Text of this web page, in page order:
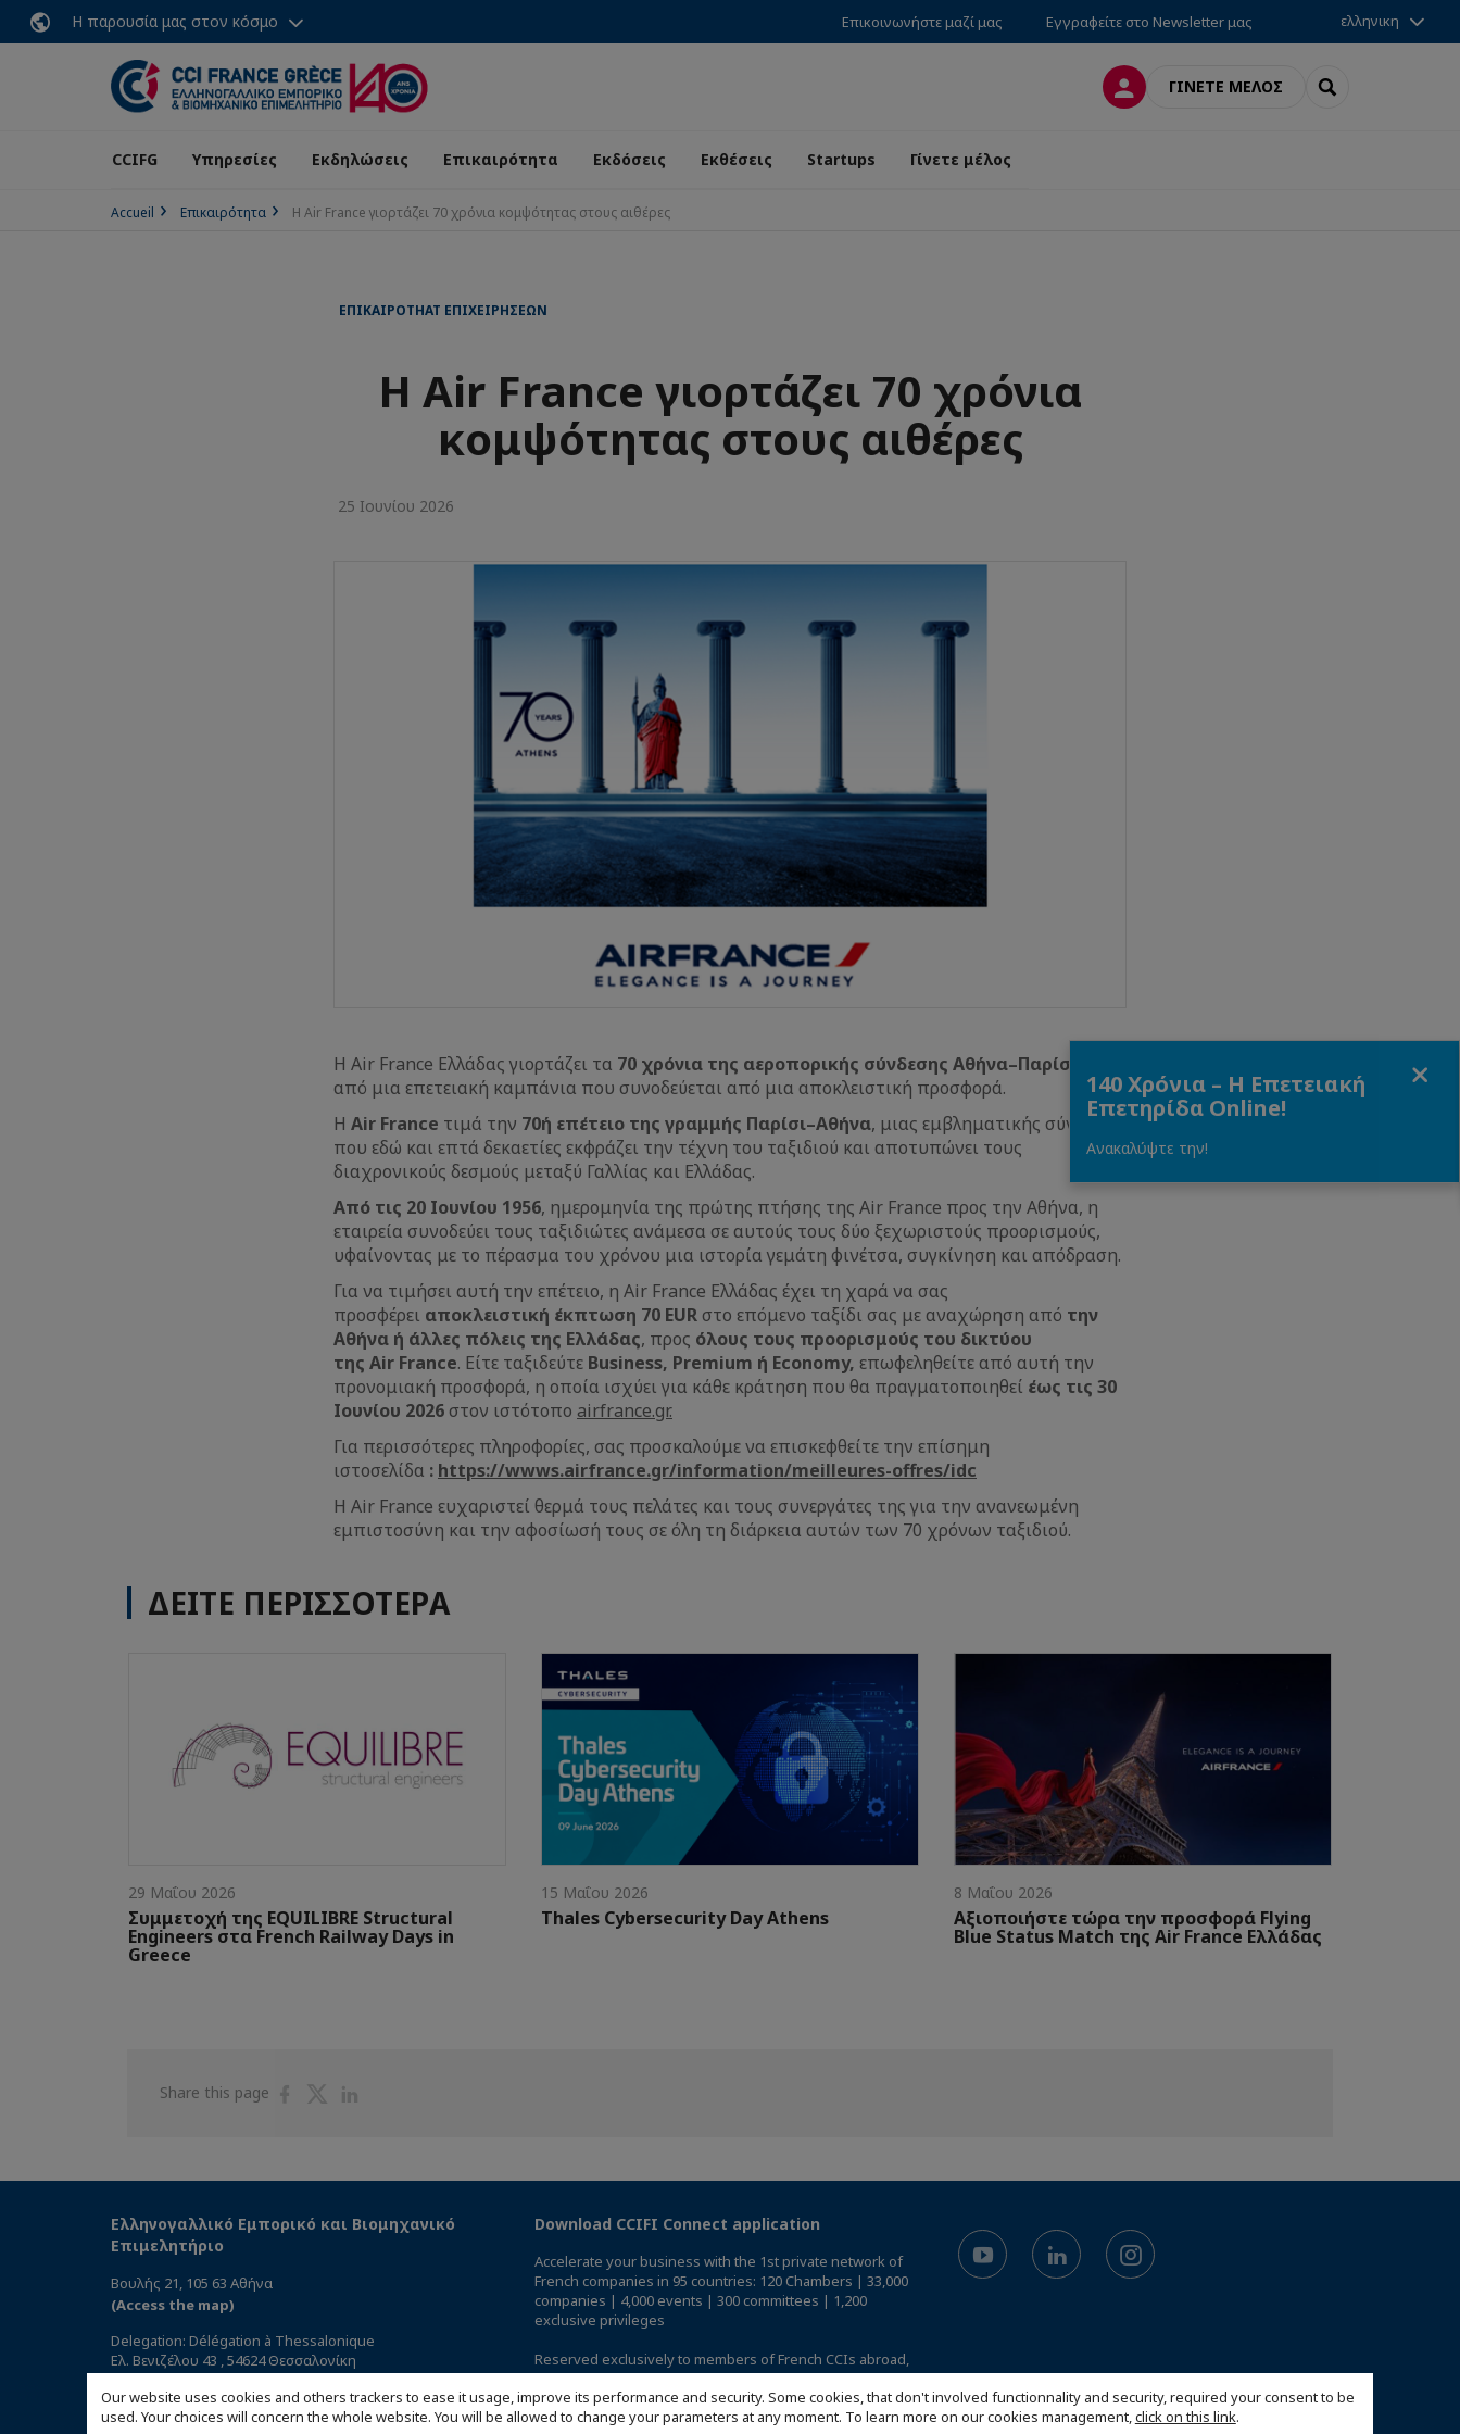
Our website uses cookies and others trackers to ease it usage, improve its performance and security. Some cookies, that don't involved functionnality and security, required your consent to be
used. Your choices will concern the whole website. You will be allowed to change your parameters at any moment. To learn more on our cookies management,click on this link.
Η παρουσία μας στον κόσμο Επικοινωνήστε μαζί μας Εγγραφείτε στο Newsletter μας ελληνικη
ΣΎΝΔΕΣΗΓΊΝΕΤΕ ΜΈΛΟΣ SEARCH
CCIFG Υπηρεσίες Εκδηλώσεις Επικαιρότητα Εκδόσεις Εκθέσεις Startups Γίνετε μέλος
Accueil Επικαιρότητα Η Air France γιορτάζει 70 χρόνια κομψότητας στους αιθέρες
ΕΠΙΚΑΙΡΌΤΗΑΤ ΕΠΙΧΕΙΡΉΣΕΩΝ
Η Air France γιορτάζει 70 χρόνια
κομψότητας στους αιθέρες
25 Ιουνίου 2026
H Air France Ελλάδας γιορτάζει τα 70 χρόνια της αεροπορικής σύνδεσης Αθήνα–Παρίσι
από μια επετειακή καμπάνια που συνοδεύεται από μια αποκλειστική προσφορά.
Η Air France τιμά την 70ή επέτειο της γραμμής Παρίσι–Αθήνα, μιας εμβληματικής σύνδεσης
που εδώ και επτά δεκαετίες εκφράζει την τέχνη του ταξιδιού και αποτυπώνει τους
διαχρονικούς δεσμούς μεταξύ Γαλλίας και Ελλάδας.
Από τις 20 Ιουνίου 1956, ημερομηνία της πρώτης πτήσης της Air France προς την Αθήνα, η
εταιρεία συνοδεύει τους ταξιδιώτες ανάμεσα σε αυτούς τους δύο ξεχωριστούς προορισμούς,
υφαίνοντας με το πέρασμα του χρόνου μια ιστορία γεμάτη φινέτσα, συγκίνηση και απόδραση.
Για να τιμήσει αυτή την επέτειο, η Air France Ελλάδας έχει τη χαρά να σας
προσφέρει αποκλειστική έκπτωση 70 EUR στο επόμενο ταξίδι σας με αναχώρηση από την
Αθήνα ή άλλες πόλεις της Ελλάδας, προς όλους τους προορισμούς του δικτύου
της Air France. Είτε ταξιδεύτε Business, Premium ή Economy, επωφεληθείτε από αυτή την
προνομιακή προσφορά, η οποία ισχύει για κάθε κράτηση που θα πραγματοποιηθεί έως τις 30
Ιουνίου 2026 στον ιστότοπο airfrance.gr.
Για περισσότερες πληροφορίες, σας προσκαλούμε να επισκεφθείτε την επίσημη
ιστοσελίδα : https://wwws.airfrance.gr/information/meilleures-offres/idc
Η Air France ευχαριστεί θερμά τους πελάτες και τους συνεργάτες της για την ανανεωμένη
εμπιστοσύνη και την αφοσίωσή τους σε όλη τη διάρκεια αυτών των 70 χρόνων ταξιδιού.
ΔΕΙΤΕ ΠΕΡΙΣΣΟΤΕΡΑ
29 Μαΐου 2026
Συμμετοχή της EQUILIBRE Structural
Engineers στα French Railway Days in
Greece
15 Μαΐου 2026
Thales Cybersecurity Day Athens
8 Μαΐου 2026
Αξιοποιήστε τώρα την προσφορά Flying
Blue Status Match της Air France Ελλάδας
Share this page
ShareShare
Ελληνογαλλικό Εμπορικό και Βιομηχανικό
Επιμελητήριο
Βουλής 21, 105 63 Αθήνα
(Access the map)
Delegation: Délégation à Thessalonique
Ελ. Βενιζέλου 43 , 54624 Θεσσαλονίκη
Download CCIFI Connect application
Accelerate your business with the 1st private network of
French companies in 95 countries: 120 Chambers | 33,000
companies | 4,000 events | 300 committees | 1,200
exclusive privileges
Reserved exclusively to members of French CCIs abroad,
discover the CCIFI Connect app.
140 Χρόνια – Η Επετειακή
Επετηρίδα Online!
Ανακαλύψτε την!